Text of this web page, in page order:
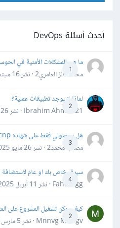
أحدث أسئلة DevOps
1
ما هي المشكلات الأمنية في
محمد فائز العامري2 · نشر
16 سبتمبر 2025
2
لماذا لا يوجد تطبيقات عملية؟
Ibrahim Ahmed21 · نشر
26 أغسطس 2025
3
هل بحصولي فقط على شهاده ccna &ccnp ساجد عمل
مصعب محمد2 · نشر
26 مايو 2025
4
سيرفر خاص بك او عام لاستضافة
Fahd Ggg · نشر
11 أبريل 2025
2
كيف يمكن تشغيل المشروع على
Mnnvg Mnbgv · نشر
5 مارس 2025